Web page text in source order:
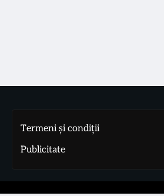
Termeni și condiții
Publicitate